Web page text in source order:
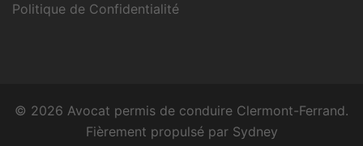
Politique de Confidentialité
© 2026 Avocat permis de conduire Clermont-Ferrand.
Fièrement propulsé par Sydney